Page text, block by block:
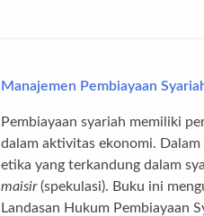
Manajemen Pembiayaan
Pembiayaan syariah memiliki
dalam aktivitas ekonomi.
etika yang terkandung dalam
maisir(spekulasi). Buku ini
Landasan Hukum Pembiayaan